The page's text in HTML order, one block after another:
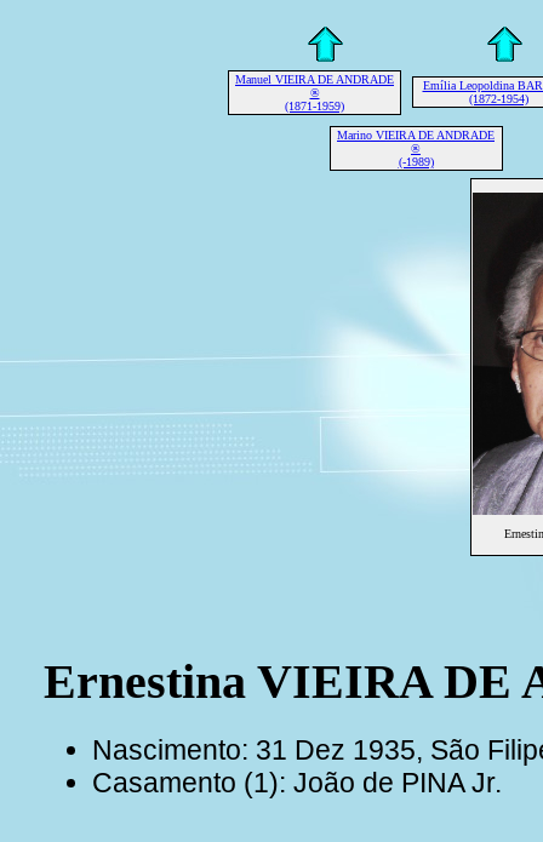
Manuel VIEIRA DE ANDRADE
®
(1871-1959)
Emília Leopoldina
(1872-1954)
Marino VIEIRA DE ANDRADE
®
(-1989)
Ernestina VIEIRA DE
Nascimento: 31 Dez 1935, São
Casamento (1): João de PINA Jr.